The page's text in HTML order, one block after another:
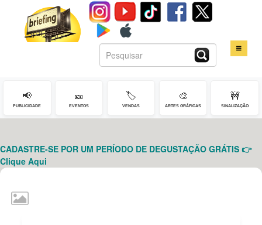
HOME
CONTATO
📢
PUBLICIDADE
🎫
EVENTOS
🏷️
VENDAS
🎨
ARTES GRÁFICAS
🚧
SINALIZAÇÃO
CADASTRE-SE POR UM PERÍODO DE DEGUSTAÇÃO GRÁTIS 👉
Clique Aqui